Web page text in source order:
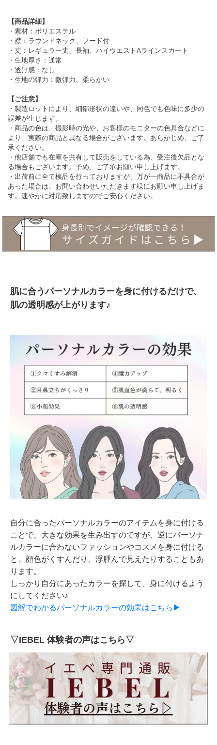
【商品詳細】
・素材：ポリエステル
・襟：ラウンドネック、フード付
・丈：レギュラー丈、長袖、ハイウエストAラインスカート
・生地厚さ：通常
・透け感：なし
・生地の弾力：微弾力、柔らかい
【ご注意】
・製造ロットにより、細部形状の違いや、同色でも色味に多少の
誤差が生じます。
・商品の色は、撮影時の光や、お客様のモニターの色具合などに
より、実際の商品と異なる場合がございます。あらかじめ、ご了
承ください。
・他店舗でも在庫を共有して販売をしている為、受注後欠品とな
る場合もございます。予め、ご了承お願い申し上げます。
・出荷前に全て検品を行っておりますが、万が一商品に不具合が
あった場合は、お問い合わせいただきます様にお願い申し上げま
す。速やかに対応致しますのでご安心ください。
肌に合うパーソナルカラーを身に付けるだけで、
肌の透明感が上がります♪
自分に合ったパーソナルカラーのアイテムを身に付ける
ことで、大きな効果を生み出すのですが、逆にパーソナ
ルカラーに合わないファッションやコスメを身に付ける
と、顔色がくすんだり、浮腫んで見えたりすることもあ
ります。
しっかり自分にあったカラーを探して、身に付けるよう
にしてください♪
図解でわかるパーソナルカラーの効果はこちら▶
▽IEBEL 体験者の声はこちら▽